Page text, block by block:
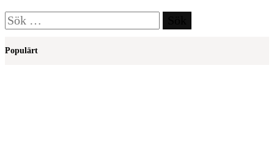
Sök
efter:
Populärt